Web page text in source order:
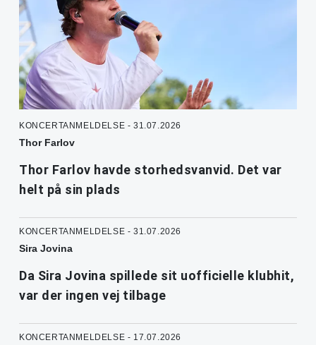
KONCERTANMELDELSE - 31.07.2026
Thor Farlov
Thor Farlov havde storhedsvanvid. Det var
helt på sin plads
KONCERTANMELDELSE - 31.07.2026
Sira Jovina
Da Sira Jovina spillede sit uofficielle klubhit,
var der ingen vej tilbage
KONCERTANMELDELSE - 17.07.2026